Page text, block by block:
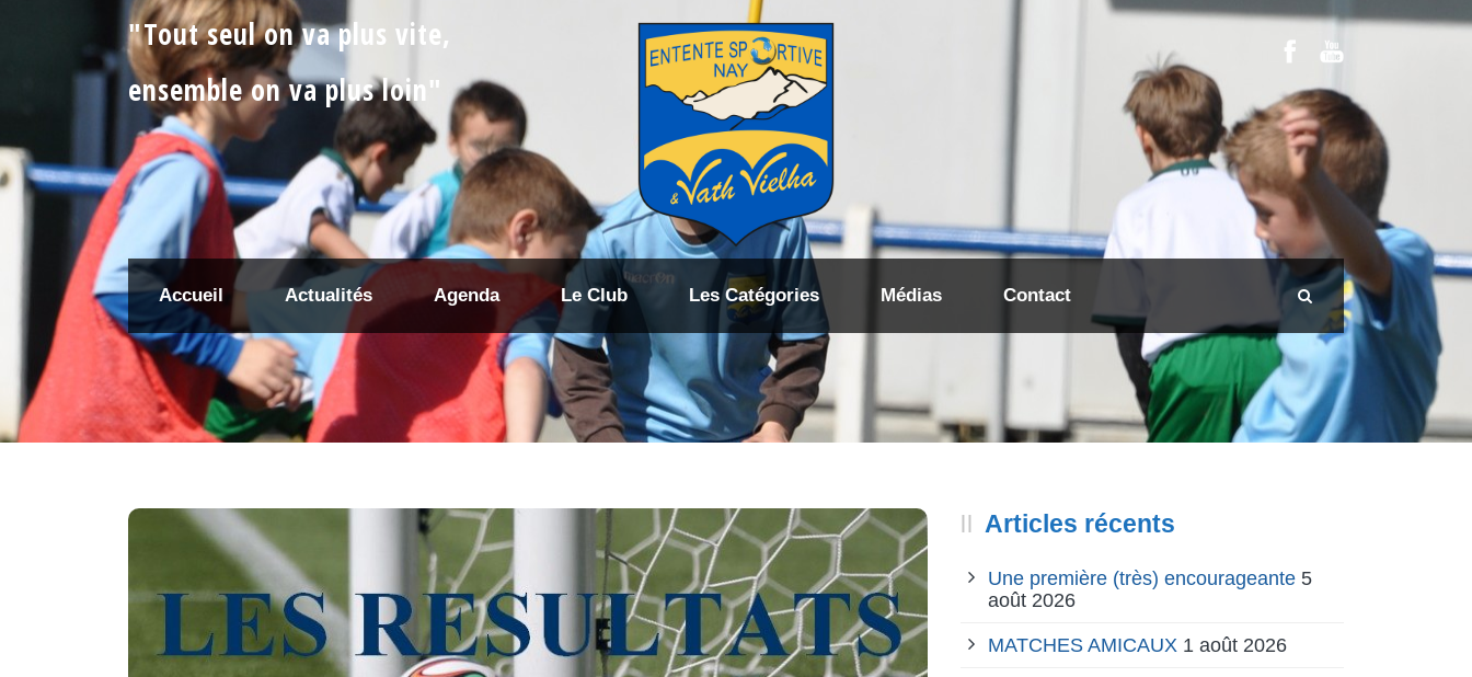
"Tout seul on va plus vite,
ensemble on va plus loin"
Accueil Actualités Agenda Le Club Les Catégories Médias Contact
Articles récents
Une première (très) encourageante 5
août 2026
MATCHES AMICAUX 1 août 2026